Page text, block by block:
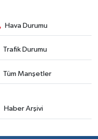
Hava Durumu
Trafik Durumu
Tüm Manşetler
Haber Arşivi